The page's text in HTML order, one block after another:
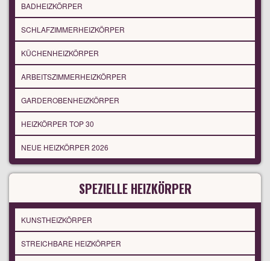
BADHEIZKÖRPER
SCHLAFZIMMERHEIZKÖRPER
KÜCHENHEIZKÖRPER
ARBEITSZIMMERHEIZKÖRPER
GARDEROBENHEIZKÖRPER
HEIZKÖRPER TOP 30
NEUE HEIZKÖRPER 2026
SPEZIELLE HEIZKÖRPER
KUNSTHEIZKÖRPER
STREICHBARE HEIZKÖRPER